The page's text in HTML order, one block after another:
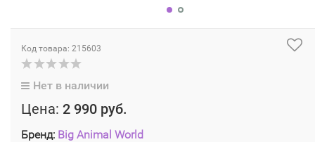
Код товара: 215603
Нет в наличии
Цена: 2 990 руб.
Бренд: Big Animal World